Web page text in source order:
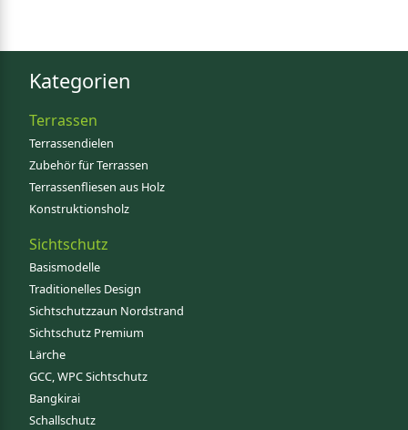
Kategorien
Terrassen
Terrassendielen
Zubehör für Terrassen
Terrassenfliesen aus Holz
Konstruktionsholz
Sichtschutz
Basismodelle
Traditionelles Design
Sichtschutzzaun Nordstrand
Sichtschutz Premium
Lärche
GCC, WPC Sichtschutz
Bangkirai
Schallschutz